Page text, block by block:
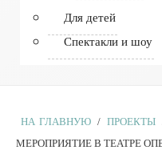
Для детей
Спектакли и шоу
НА ГЛАВНУЮ / ПРОЕКТЫ
МЕРОПРИЯТИЕ В ТЕАТРЕ